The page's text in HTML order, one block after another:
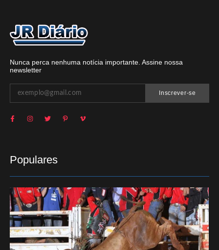
Nunca perca nenhuma notícia importante. Assine nossa
newsletter
Inscrever-se
Populares